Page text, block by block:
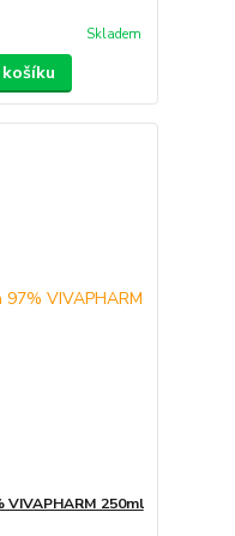
Skladem
250ml